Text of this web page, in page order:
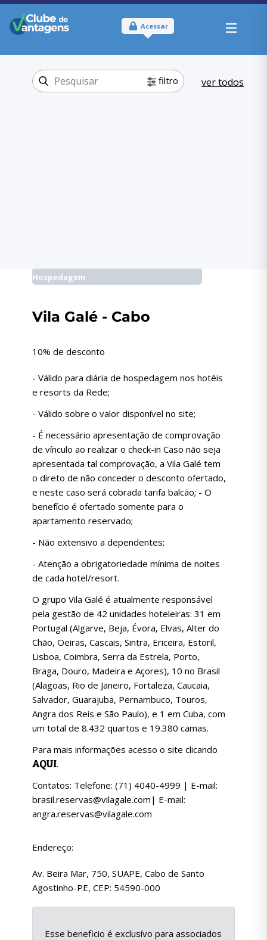
Acessar
filtro ver todos
Hospedagem
Vila Galé - Cabo
10% de desconto
- Válido para diária de hospedagem nos hotéis
e resorts da Rede;
- Válido sobre o valor disponível no site;
- É necessário apresentação de comprovação
de vínculo ao realizar o check-in Caso não seja
apresentada tal comprovação, a Vila Galé tem
o direto de não conceder o desconto ofertado,
e neste caso será cobrada tarifa balcão; - O
benefício é ofertado somente para o
apartamento reservado;
- Não extensivo a dependentes;
- Atenção a obrigatoriedade mínima de noites
de cada hotel/resort.
O grupo Vila Galé é atualmente responsável
pela gestão de 42 unidades hoteleiras: 31 em
Portugal (Algarve, Beja, Évora, Elvas, Alter do
Chão, Oeiras, Cascais, Sintra, Ericeira, Estoril,
Lisboa, Coimbra, Serra da Estrela, Porto,
Braga, Douro, Madeira e Açores), 10 no Brasil
(Alagoas, Rio de Janeiro, Fortaleza, Caucaia,
Salvador, Guarajuba, Pernambuco, Touros,
Angra dos Reis e São Paulo), e 1 em Cuba, com
um total de 8.432 quartos e 19.380 camas.
Para mais informações acesso o site clicando
AQUI.
Contatos: Telefone: (71) 4040-4999 | E-mail:
brasil.reservas@vilagale.com| E-mail:
angra.reservas@vilagale.com
Endereço:
Av. Beira Mar, 750, SUAPE, Cabo de Santo
Agostinho-PE, CEP: 54590-000
Esse beneficio é exclusívo para associados